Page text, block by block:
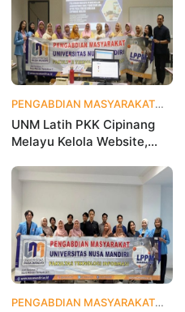
1 bulan yang lalu
PENGABDIAN MASYARAKAT
UNM Latih PKK Cipinang
Melayu Kelola Website,
Digital Masyarakat
1 bulan yang lalu
PENGABDIAN MASYARAKAT